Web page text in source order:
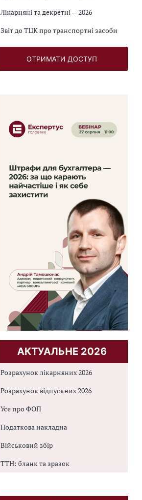
Лікарняні та декретні — 2026
Звіт до ТЦК про транспортні засоби
ОТРИМАТИ ДОСТУП
АКТУАЛЬНЕ 2026
Розрахунок лікарняних 2026
Розрахунок відпускних 2026
Усе про ФОП
Податкова накладна
Військовий збір
ТТН: бланк та зразок